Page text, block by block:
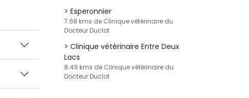
Esperonnier
7.68 kms de Clinique vétérinaire du
Docteur Duclot
Clinique vétérinaire Entre Deux
Lacs
8.49 kms de Clinique vétérinaire du
Docteur Duclot